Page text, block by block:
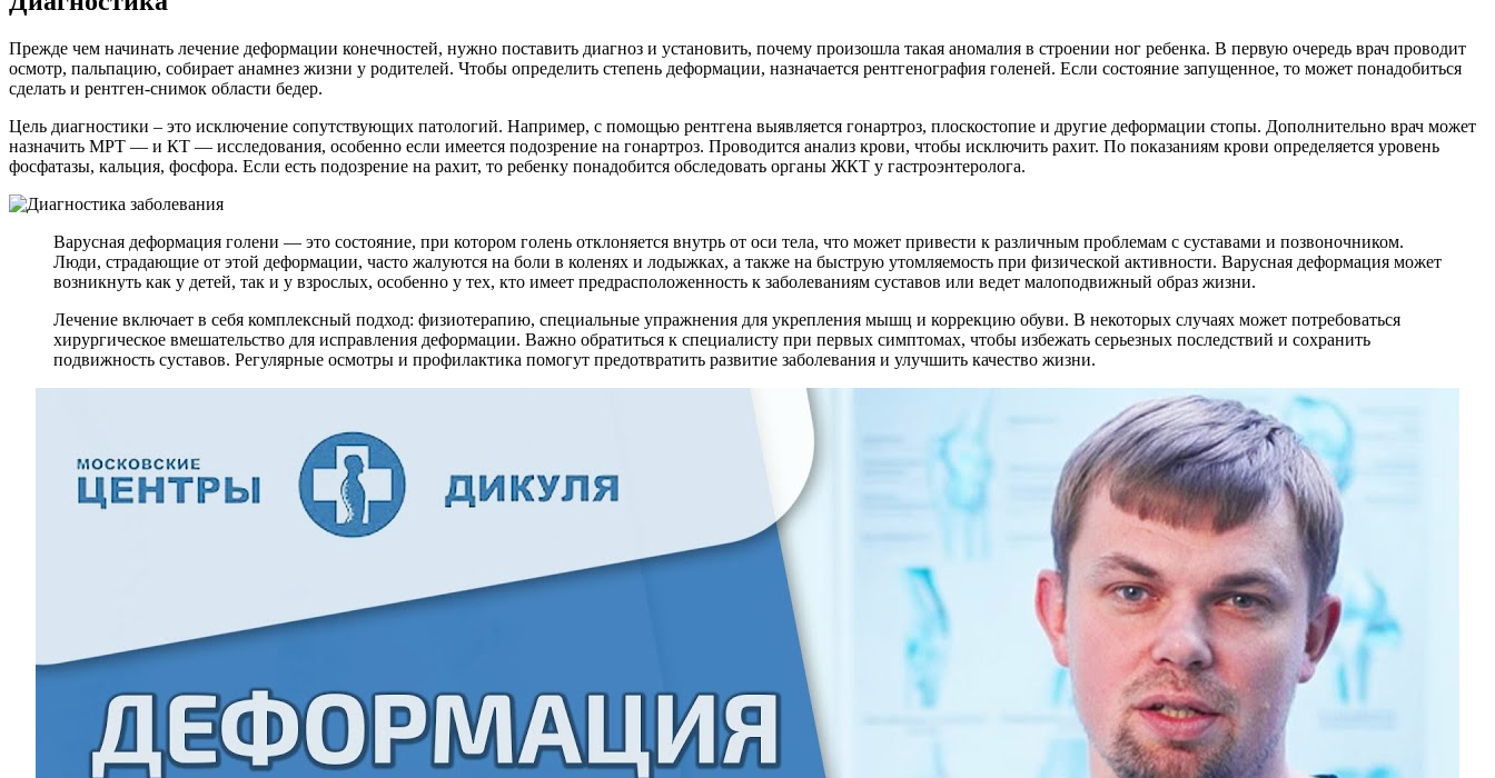
Прежде чем начинать лечение деформации конечностей, нужно поставить диагноз и установить, почему произошла такая аномалия в строении ног ребенка. В первую очередь врач проводит
осмотр, пальпацию, собирает анамнез жизни у родителей. Чтобы определить степень деформации, назначается рентгенография голеней. Если состояние запущенное, то может понадобиться
сделать и рентген-снимок области бедер.
Цель диагностики – это исключение сопутствующих патологий. Например, с помощью рентгена выявляется гонартроз, плоскостопие и другие деформации стопы. Дополнительно врач может
назначить МРТ — и КТ — исследования, особенно если имеется подозрение на гонартроз. Проводится анализ крови, чтобы исключить рахит. По показаниям крови определяется уровень
фосфатазы, кальция, фосфора. Если есть подозрение на рахит, то ребенку понадобится обследовать органы ЖКТ у гастроэнтеролога.
Варусная деформация голени — это состояние, при котором голень отклоняется внутрь от оси тела, что может привести к различным проблемам с суставами и позвоночником.
Люди, страдающие от этой деформации, часто жалуются на боли в коленях и лодыжках, а также на быструю утомляемость при физической активности. Варусная деформация может
возникнуть как у детей, так и у взрослых, особенно у тех, кто имеет предрасположенность к заболеваниям суставов или ведет малоподвижный образ жизни.
Лечение включает в себя комплексный подход: физиотерапию, специальные упражнения для укрепления мышц и коррекцию обуви. В некоторых случаях может потребоваться
хирургическое вмешательство для исправления деформации. Важно обратиться к специалисту при первых симптомах, чтобы избежать серьезных последствий и сохранить
подвижность суставов. Регулярные осмотры и профилактика помогут предотвратить развитие заболевания и улучшить качество жизни.